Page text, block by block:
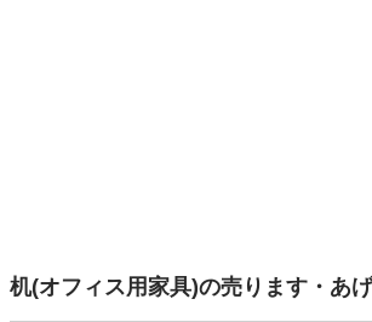
机(オフィス用家具)の売ります・あ